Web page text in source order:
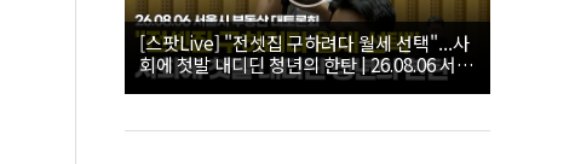
[스팟Live] "전셋집 구하려다 월세 선택"...사
회에 첫발 내디딘 청년의 한탄 | 26.08.06 서울
시 부동산 대토론회